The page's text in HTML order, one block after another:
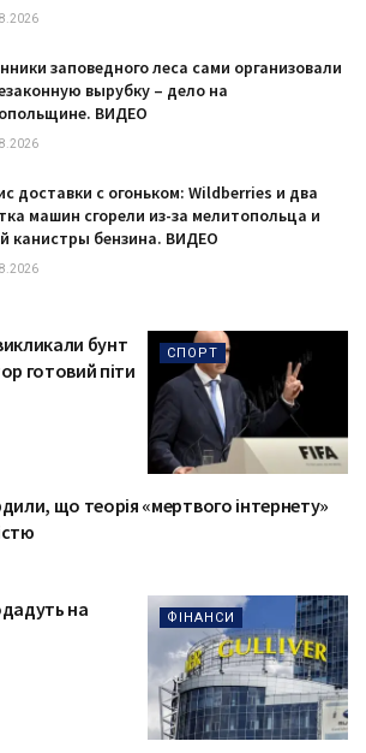
заповедного леса сами организовали
вырубку – дело на
ВИДЕО
доставки с огоньком: Wildberries и два
машин сгорели из-за мелитопольца и
канистры бензина. ВИДЕО
СПОРТ
бунт
готовий піти
ТЕХНОЛОГІЇ
що теорія «мертвого інтернету»
ФІНАНСИ
на